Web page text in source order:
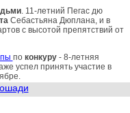
. 11-летний Пегас дю
Себастьяна Дюплана, и в
с высотой препятствий от
по конкуру - 8-летняя
успел принять участие в